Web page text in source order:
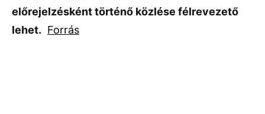
előrejelzésként történő közlése félrevezető
lehet. Forrás